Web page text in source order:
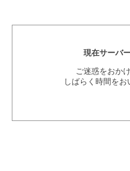
現在サーバ
ご迷惑をおか
しばらく時間を